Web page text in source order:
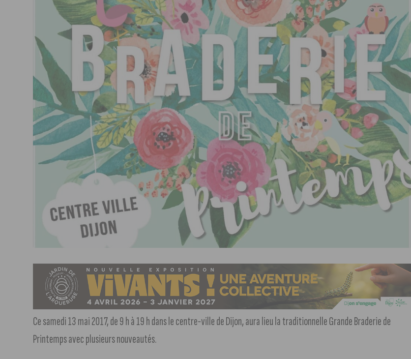
Ce samedi 13 mai 2017, de 9 h à 19 h dans le centre-ville de Dijon, aura lieu la traditionnelle Grande Braderie de
Printemps avec plusieurs nouveautés.